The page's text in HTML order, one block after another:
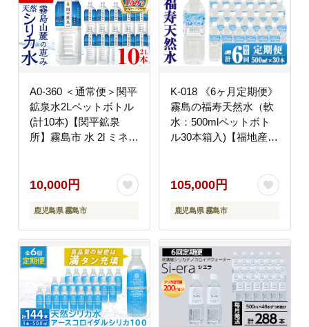
A0-360 ＜通常便＞関平
鉱泉水2Lペットボトル
(計10本)【関平鉱泉
所】霧島市 水 2l ミネラ
成分 飲料水 2リットル
10,000円
鹿児島県 霧島市
K-018 《6ヶ月定期便》
霧島の福寿天然水（軟
水：500mlペットボト
ル30本箱入)【福地産業
カ シリカ水 ミネラル成
分 飲料水 ペットボトル
105,000円
鹿児島県 霧島市